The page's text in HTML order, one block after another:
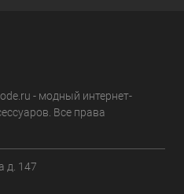
- модный интернет-
Все права
д. 147